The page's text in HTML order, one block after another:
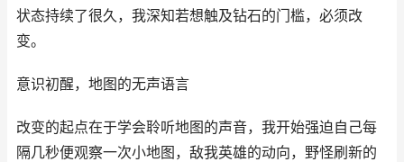
状态持续了很久，我深知若想触及钻石的门槛，必须改
变。
意识初醒，地图的无声语言
改变的起点在于学会聆听地图的声音，我开始强迫自己每
隔几秒便观察一次小地图，敌我英雄的动向，野怪刷新的